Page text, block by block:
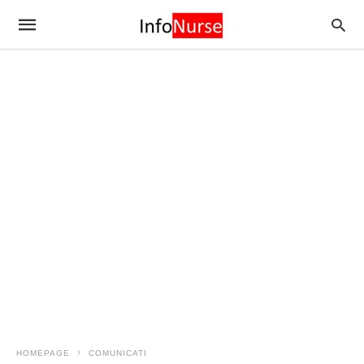
HOMEPAGE COMUNICATI